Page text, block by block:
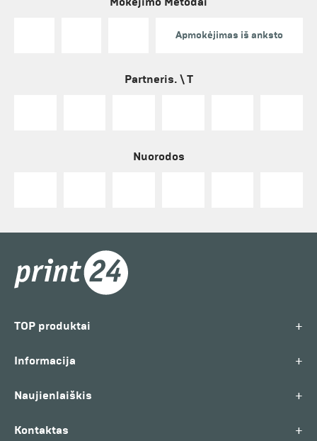
Apmokėjimas iš anksto
Partneris. \ T
Nuorodos
TOP produktai +
Informacija +
Naujienlaiškis +
Kontaktas +